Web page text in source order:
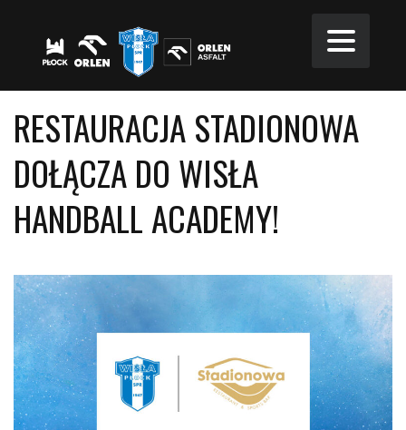
RESTAURACJA STADIONOWA
DOŁĄCZA DO WISŁA
HANDBALL ACADEMY!